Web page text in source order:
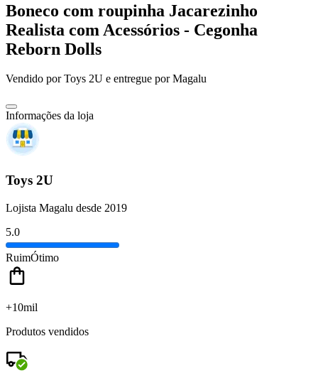
Boneco com roupinha Jacarezinho
Realista com Acessórios - Cegonha
Reborn Dolls
Vendido porToys 2U e entregue por Magalu
Informações da loja
Toys 2U
Lojista Magalu desde 2019
5.0
RuimÓtimo
+10mil
Produtos vendidos